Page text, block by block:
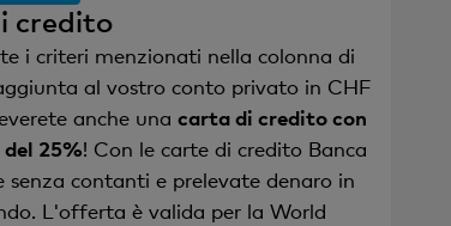
credito
i criteri menzionati nella colonna di
al vostro conto privato in CHF
anche unacarta di credito con
25%! Con le carte di credito Banca
senza contanti e prelevate denaro in
L'offerta è valida per la World